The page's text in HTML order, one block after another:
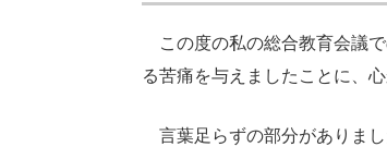
この度の私の総合教育会議
る苦痛を与えましたことに、
言葉足らずの部分がありま